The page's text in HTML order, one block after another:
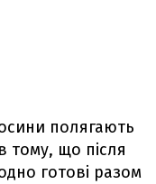
полягають
тому, що після
готові разом